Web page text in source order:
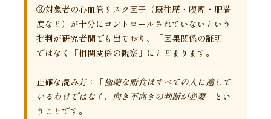
③対象者の心血管リスク因子（既往歴・喫煙・肥満
度など）が十分にコントロールされていないという
批判が研究者間でも出ており、「因果関係の証明」
ではなく「相関関係の観察」にとどまります。
正確な読み方：「極端な断食はすべての人に適して
いるわけではなく、向き不向きの判断が必要」とい
うことです。